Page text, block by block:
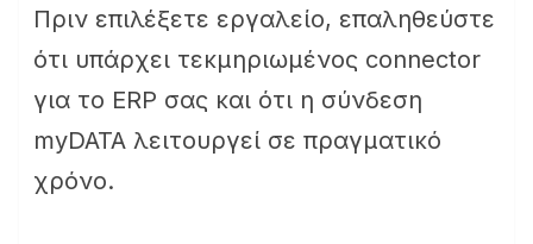
Πριν επιλέξετε εργαλείο, επαληθεύστε
ότι υπάρχει τεκμηριωμένος connector
για το ERP σας και ότι η σύνδεση
myDATA λειτουργεί σε πραγματικό
χρόνο.